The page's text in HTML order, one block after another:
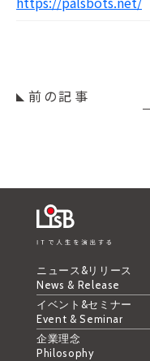
前の記事
ニュース&リリース
News & Release
イベント&セミナー
Event & Seminar
企業理念
Philosophy